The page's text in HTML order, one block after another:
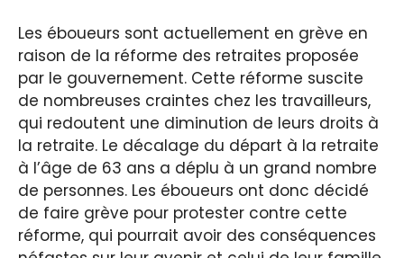
Les éboueurs sont actuellement en grève en
raison de la réforme des retraites proposée
par le gouvernement. Cette réforme suscite
de nombreuses craintes chez les travailleurs,
qui redoutent une diminution de leurs droits à
la retraite. Le décalage du départ à la retraite
à l’âge de 63 ans a déplu à un grand nombre
de personnes. Les éboueurs ont donc décidé
de faire grève pour protester contre cette
réforme, qui pourrait avoir des conséquences